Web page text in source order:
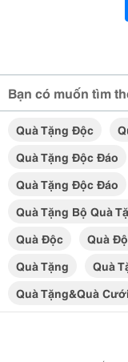
Bạn có muốn tìm
Quà Tặng Độc
Quà Tặng Độc Đáo
Quà Tặng Độc Đáo
Quà Tặng Bộ Quà
Quà Độc
Quà
Quà Tặng
Quà
Quà Tặng&quà Cưới